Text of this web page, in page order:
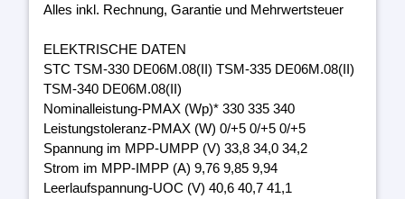
Alles inkl. Rechnung, Garantie und Mehrwertsteuer
ELEKTRISCHE DATEN
STC TSM-330 DE06M.08(II) TSM-335 DE06M.08(II)
TSM-340 DE06M.08(II)
Nominalleistung-PMAX (Wp)* 330 335 340
Leistungstoleranz-PMAX (W) 0/+5 0/+5 0/+5
Spannung im MPP-UMPP (V) 33,8 34,0 34,2
Strom im MPP-IMPP (A) 9,76 9,85 9,94
Leerlaufspannung-UOC (V) 40,6 40,7 41,1